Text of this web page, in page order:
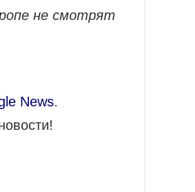
не смотрят
News.